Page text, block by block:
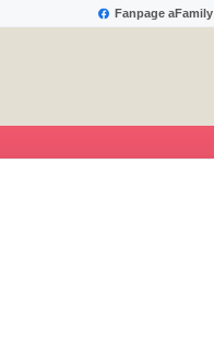
Fanpage aFamily